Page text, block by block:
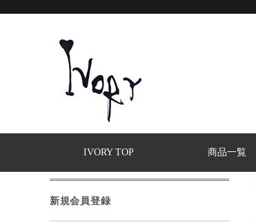
IVORY TOP 商品一覧
新規会員登録